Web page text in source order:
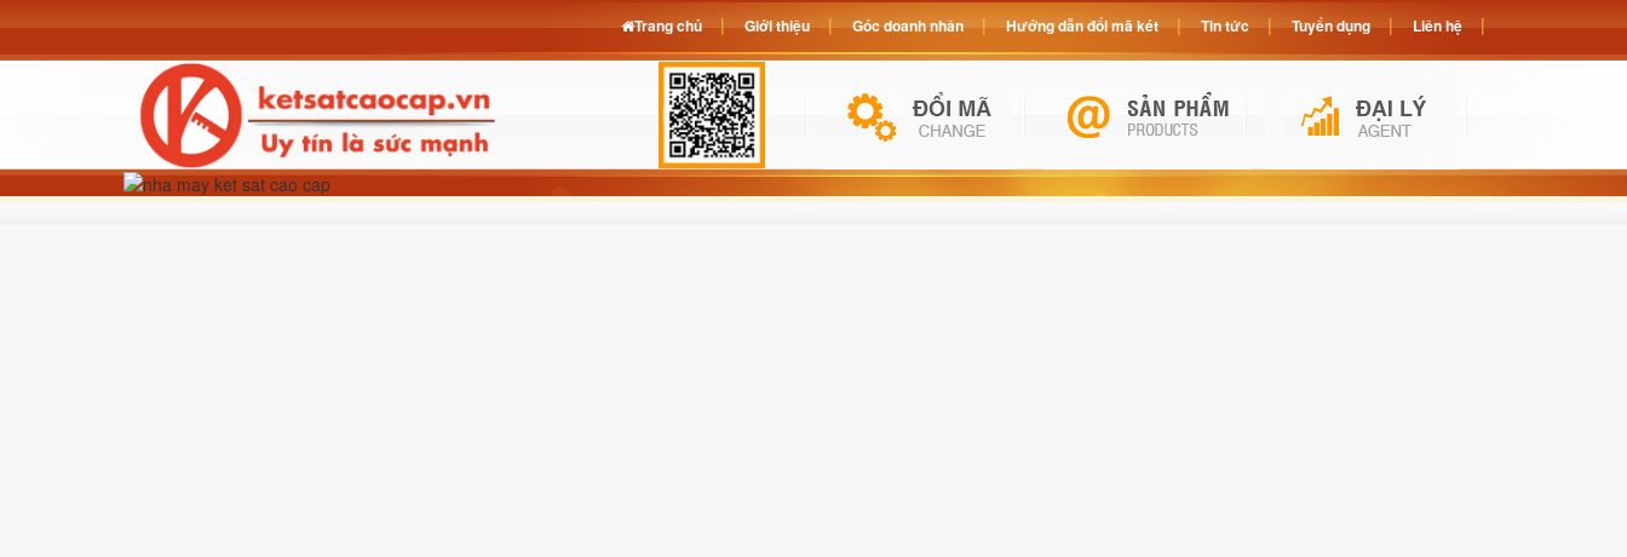
Trang chủ Giới thiệu Góc doanh nhân Hướng dẫn đổi mã két Tin tức Tuyển dụng Liên hệ